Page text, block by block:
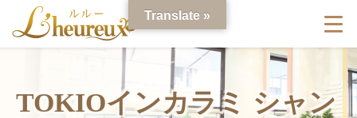
TOKIOインカラミ シャン
Translate »